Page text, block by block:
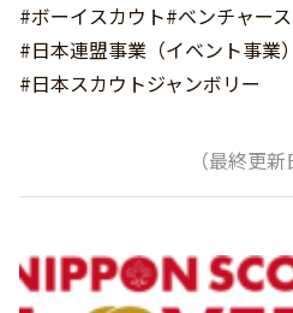
#ボーイスカウト#ベンチャー
#日本連盟事業（イベント事業）
#日本スカウトジャンボリー
（最終更